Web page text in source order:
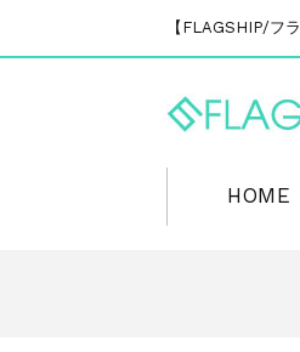
【FLAGSHIP/フ
HOME